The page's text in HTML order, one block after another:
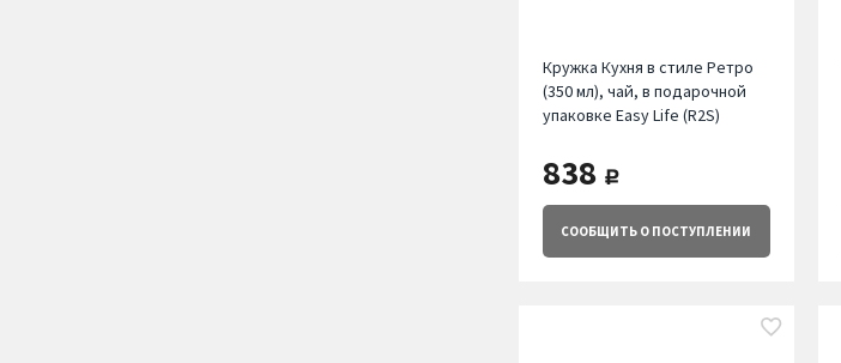
Кружка Кухня в стиле Ретро
(350 мл), чай, в подарочной
упаковке Easy Life (R2S)
838 руб.
СООБЩИТЬ О ПОСТУПЛЕНИИ